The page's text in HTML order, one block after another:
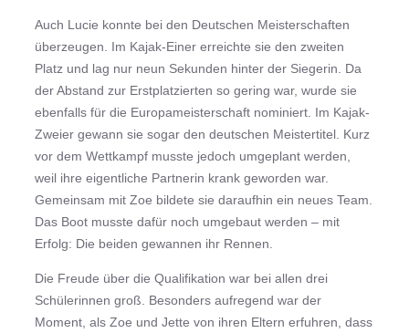
Auch Lucie konnte bei den Deutschen Meisterschaften
überzeugen. Im Kajak-Einer erreichte sie den zweiten
Platz und lag nur neun Sekunden hinter der Siegerin. Da
der Abstand zur Erstplatzierten so gering war, wurde sie
ebenfalls für die Europameisterschaft nominiert. Im Kajak-
Zweier gewann sie sogar den deutschen Meistertitel. Kurz
vor dem Wettkampf musste jedoch umgeplant werden,
weil ihre eigentliche Partnerin krank geworden war.
Gemeinsam mit Zoe bildete sie daraufhin ein neues Team.
Das Boot musste dafür noch umgebaut werden – mit
Erfolg: Die beiden gewannen ihr Rennen.
Die Freude über die Qualifikation war bei allen drei
Schülerinnen groß. Besonders aufregend war der
Moment, als Zoe und Jette von ihren Eltern erfuhren, dass